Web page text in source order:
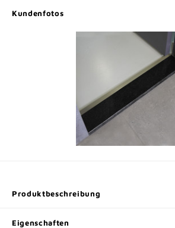
Kundenfotos
Produktbeschreibung
Eigenschaften